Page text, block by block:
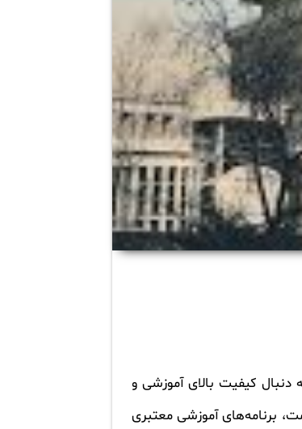
دنبال کیفیت بالای آموزشی و
برنامه‌های آموزشی معتبری